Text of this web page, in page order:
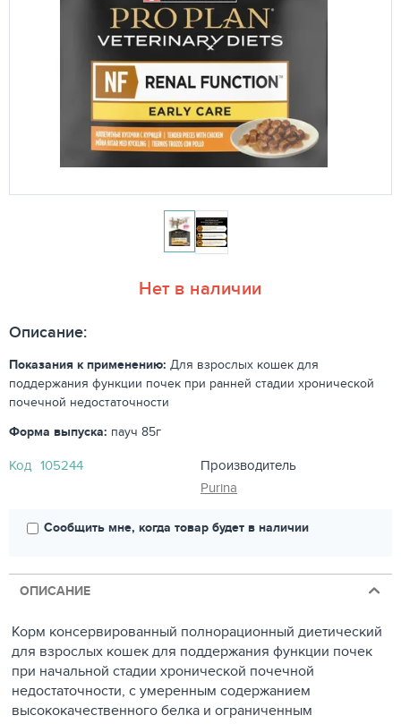
Нет в наличии
Описание:
Показания к применению: Для взрослых кошек для
поддержания функции почек при ранней стадии хронической
почечной недостаточности
Форма выпуска: пауч 85г
Код 105244
Производитель
Purina
Сообщить мне, когда товар будет в наличии
ОПИСАНИЕ
Корм консервированный полнорационный диетический
для взрослых кошек для поддержания функции почек
при начальной стадии хронической почечной
недостаточности, с умеренным содержанием
высококачественного белка и ограниченным